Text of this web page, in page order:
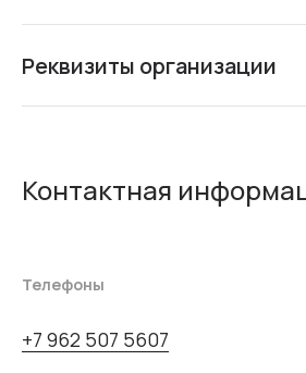
Реквизиты организации
Контактная
Телефоны
+7 962 507 5607